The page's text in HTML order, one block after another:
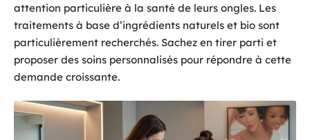
attention particulière à la santé de leurs ongles. Les
traitements à base d’ingrédients naturels et bio sont
particulièrement recherchés. Sachez en tirer parti et
proposer des soins personnalisés pour répondre à cette
demande croissante.